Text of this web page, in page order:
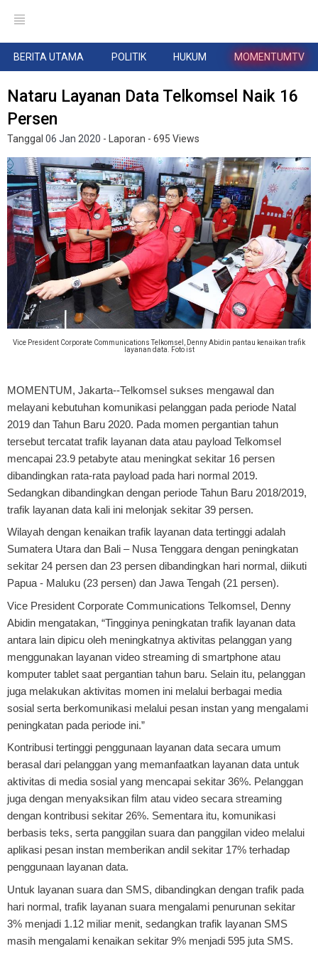
BERITA UTAMA POLITIK HUKUM MOMENTUMTV
Nataru Layanan Data Telkomsel Naik 16
Persen
Tanggal 06 Jan 2020 - Laporan - 695 Views
Vice President Corporate Communications Telkomsel, Denny Abidin pantau kenaikan trafik
layanan data. Foto ist
MOMENTUM, Jakarta--Telkomsel sukses mengawal dan
melayani kebutuhan komunikasi pelanggan pada periode Natal
2019 dan Tahun Baru 2020. Pada momen pergantian tahun
tersebut tercatat trafik layanan data atau payload Telkomsel
mencapai 23.9 petabyte atau meningkat sekitar 16 persen
dibandingkan rata-rata payload pada hari normal 2019.
Sedangkan dibandingkan dengan periode Tahun Baru 2018/2019,
trafik layanan data kali ini melonjak sekitar 39 persen.
Wilayah dengan kenaikan trafik layanan data tertinggi adalah
Sumatera Utara dan Bali – Nusa Tenggara dengan peningkatan
sekitar 24 persen dan 23 persen dibandingkan hari normal, diikuti
Papua - Maluku (23 persen) dan Jawa Tengah (21 persen).
Vice President Corporate Communications Telkomsel, Denny
Abidin mengatakan, “Tingginya peningkatan trafik layanan data
antara lain dipicu oleh meningkatnya aktivitas pelanggan yang
menggunakan layanan video streaming di smartphone atau
komputer tablet saat pergantian tahun baru. Selain itu, pelanggan
juga melakukan aktivitas momen ini melalui berbagai media
sosial serta berkomunikasi melalui pesan instan yang mengalami
peningkatan pada periode ini.”
Kontribusi tertinggi penggunaan layanan data secara umum
berasal dari pelanggan yang memanfaatkan layanan data untuk
aktivitas di media sosial yang mencapai sekitar 36%. Pelanggan
juga dengan menyaksikan film atau video secara streaming
dengan kontribusi sekitar 26%. Sementara itu, komunikasi
berbasis teks, serta panggilan suara dan panggilan video melalui
aplikasi pesan instan memberikan andil sekitar 17% terhadap
penggunaan layanan data.
Untuk layanan suara dan SMS, dibandingkan dengan trafik pada
hari normal, trafik layanan suara mengalami penurunan sekitar
3% menjadi 1.12 miliar menit, sedangkan trafik layanan SMS
masih mengalami kenaikan sekitar 9% menjadi 595 juta SMS.